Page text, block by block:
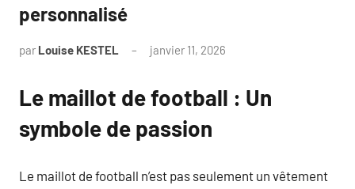
personnalisé
par Louise KESTEL janvier 11, 2026
Le maillot de football : Un
symbole de passion
Le maillot de football n’est pas seulement un vêtement